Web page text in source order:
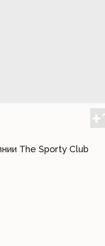
The Sporty Club